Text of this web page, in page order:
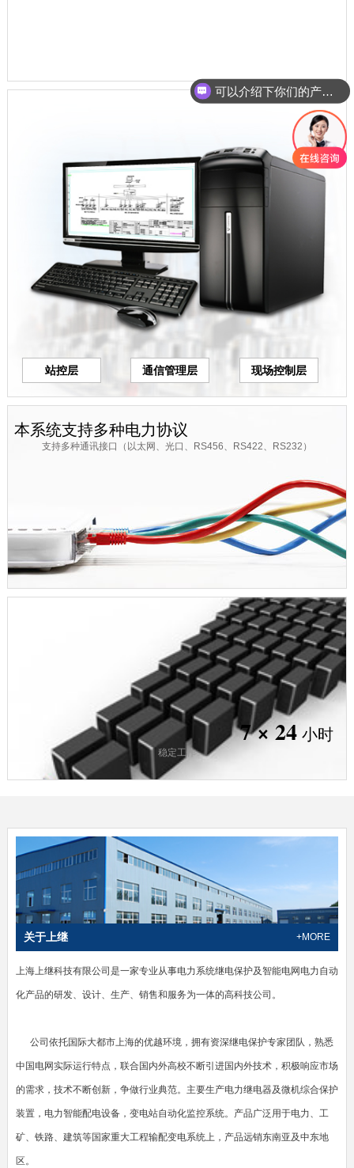
站控层 通信管理层 现场控制层
本系统支持多种电力协议
支持多种通讯接口（以太网、光口、RS456、RS422、RS232）
7 × 24小时
稳定工作
关于上继 +MORE
上海上继科技有限公司是一家专业从事电力系统继电保护及智能电网电力自动
化产品的研发、设计、生产、销售和服务为一体的高科技公司。
公司依托国际大都市上海的优越环境，拥有资深继电保护专家团队，熟悉
中国电网实际运行特点，联合国内外高校不断引进国内外技术，积极响应市场
的需求，技术不断创新，争做行业典范。主要生产电力继电器及微机综合保护
装置，电力智能配电设备，变电站自动化监控系统。产品广泛用于电力、工
矿、铁路、建筑等国家重大工程输配变电系统上，产品远销东南亚及中东地
区。
你们是怎么收费的呢？